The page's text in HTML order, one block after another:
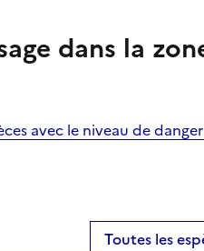
dans la
avec le niveau de
Toutes les